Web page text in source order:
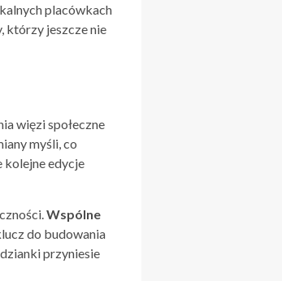
placówkach
którzy jeszcze nie
więzi społeczne
myśli, co
kolejne edycje
Wspólne
do budowania
przyniesie